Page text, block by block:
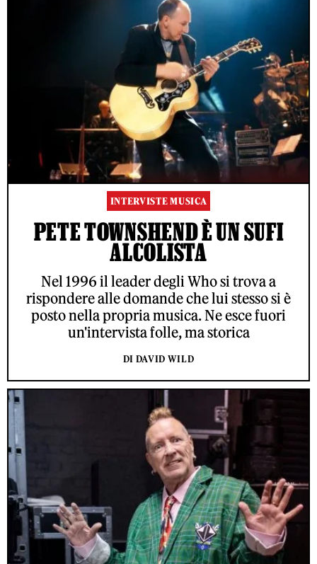
INTERVISTE MUSICA
PETE TOWNSHEND È UN SUFI
ALCOLISTA
Nel 1996 il leader degli Who si trova a
rispondere alle domande che lui stesso si è
posto nella propria musica. Ne esce fuori
un'intervista folle, ma storica
DI DAVID WILD